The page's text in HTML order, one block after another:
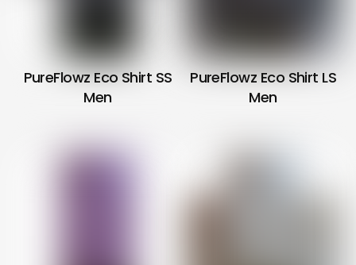
PureFlowz Eco Shirt SS
Men
PureFlowz Eco Shirt LS
Men